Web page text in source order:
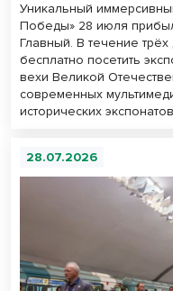
Уникальный
Победы» 28 июля
Главный. В течение
бесплатно посетить
вехи Великой
современных
исторических
28.07.2026